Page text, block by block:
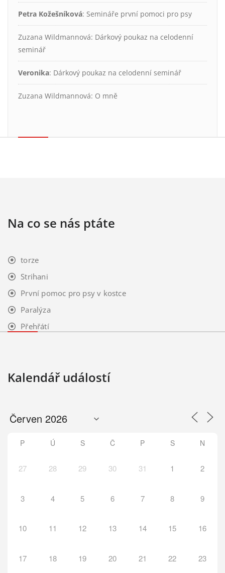
Petra Kožešníková: Semináře první pomoci pro psy
Zuzana Wildmannová: Dárkový poukaz na celodenní
seminář
Veronika: Dárkový poukaz na celodenní seminář
Zuzana Wildmannová: O mně
Na co se nás ptáte
torze
Strihani
První pomoc pro psy v kostce
Paralýza
Přehřátí
Kalendář událostí
P Ú S Č P S N
27 28 29 30 31 1 2
3 4 5 6 7 8 9
10 11 12 13 14 15 16
17 18 19 20 21 22 23